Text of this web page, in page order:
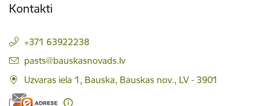
Kontakti
+371 63922238
E-pasts:
pasts@bauskasnovads.lv
Uzvaras iela 1, Bauska, Bauskas nov., LV - 3901